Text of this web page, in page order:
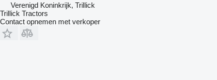
Verenigd Koninkrijk, Trillick
Trillick Tractors
Contact opnemen met verkoper